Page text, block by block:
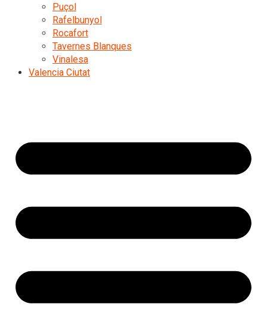
Puçol
Rafelbunyol
Rocafort
Tavernes Blanques
Vinalesa
Valencia Ciutat